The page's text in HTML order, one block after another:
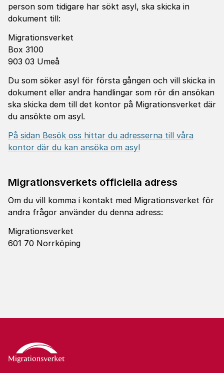
person som tidigare har sökt asyl, ska skicka in
dokument till:
Migrationsverket
Box 3100
903 03 Umeå
Du som söker asyl för första gången och vill skicka in
dokument eller andra handlingar som rör din ansökan
ska skicka dem till det kontor på Migrationsverket där
du ansökte om asyl.
På sidan Besök oss hittar du adresserna till våra
kontor där du kan ansöka om asyl
Migrationsverkets officiella adress
Om du vill komma i kontakt med Migrationsverket för
andra frågor använder du denna adress:
Migrationsverket
601 70 Norrköping